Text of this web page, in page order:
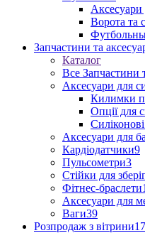
Ворота та
Запчастини та
Каталог
Все Запчастини
Аксесуари для
Килимки
Опції для
Аксесуари для
Кардіодатчики9
Пульсометри3
Стійки для
Фітнес-браслети
Аксесуари для
Ваги39
Розпродаж з вітрини